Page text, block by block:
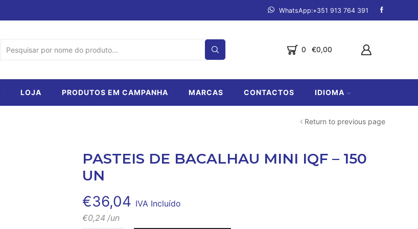
Fazemos entregas de Lagos a
SEARCH
0 €0,00
LOJA PRODUTOS EM CAMPANHA MARCAS CONTACTOS IDIOMA
Return to previous page
PASTEIS DE BACALHAU MINI IQF – 150
UN
€36,04 IVA Incluído
€0,24 /un